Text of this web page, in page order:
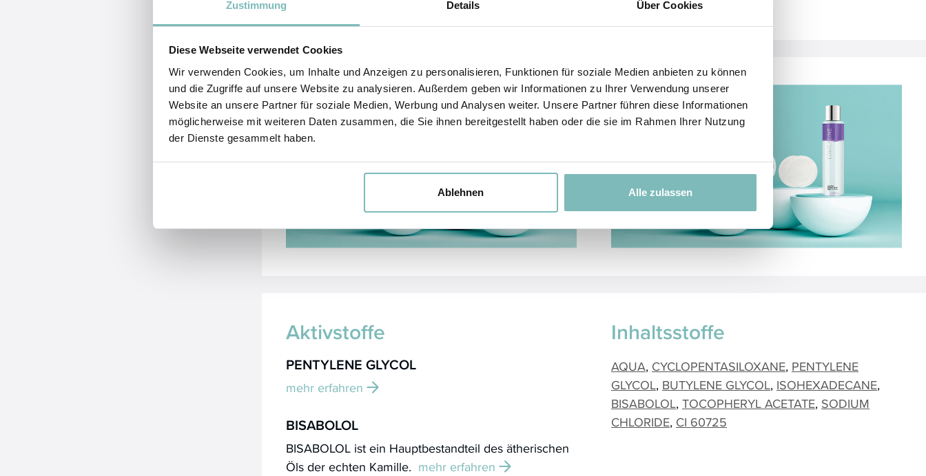
Zustimmung Details Über Cookies
Diese Webseite verwendet Cookies
Wir verwenden Cookies, um Inhalte und Anzeigen zu personalisieren, Funktionen für soziale Medien anbieten zu können
und die Zugriffe auf unsere Website zu analysieren. Außerdem geben wir Informationen zu Ihrer Verwendung unserer
Website an unsere Partner für soziale Medien, Werbung und Analysen weiter. Unsere Partner führen diese Informationen
möglicherweise mit weiteren Daten zusammen, die Sie ihnen bereitgestellt haben oder die sie im Rahmen Ihrer Nutzung
der Dienste gesammelt haben.
Ablehnen Alle zulassen
Aktivstoffe
PENTYLENE GLYCOL
mehr erfahren
BISABOLOL
BISABOLOL ist ein Hauptbestandteil des ätherischen
Öls der echten Kamille. mehr erfahren
Inhaltsstoffe
AQUA CYCLOPENTASILOXANE PENTYLENE
GLYCOL BUTYLENE GLYCOL ISOHEXADECANE
BISABOLOL TOCOPHERYL ACETATE SODIUM
CHLORIDE CI 60725